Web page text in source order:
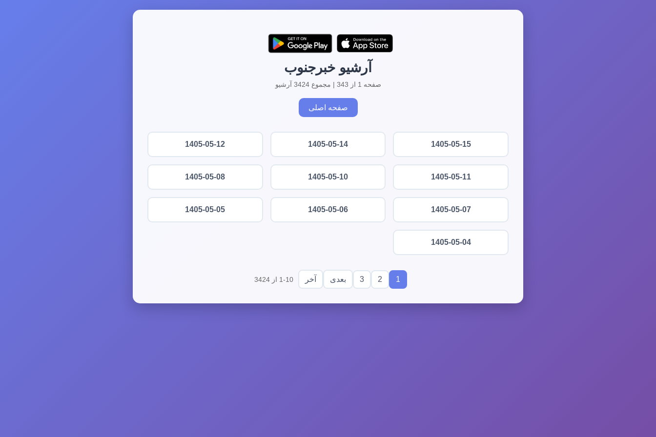
آرشیو خبرجنوب
صفحه 1 از 343 | مجموع 3424 آرشیو
صفحه اصلی
1405-05-15
1405-05-14
1405-05-12
1405-05-11
1405-05-10
1405-05-08
1405-05-07
1405-05-06
1405-05-05
1405-05-04
1
2
3 بعدی آخر 1-10 از 3424